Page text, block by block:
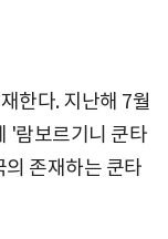
한다. 지난해 7월
'람보르기니 쿤타
존재하는 쿤타